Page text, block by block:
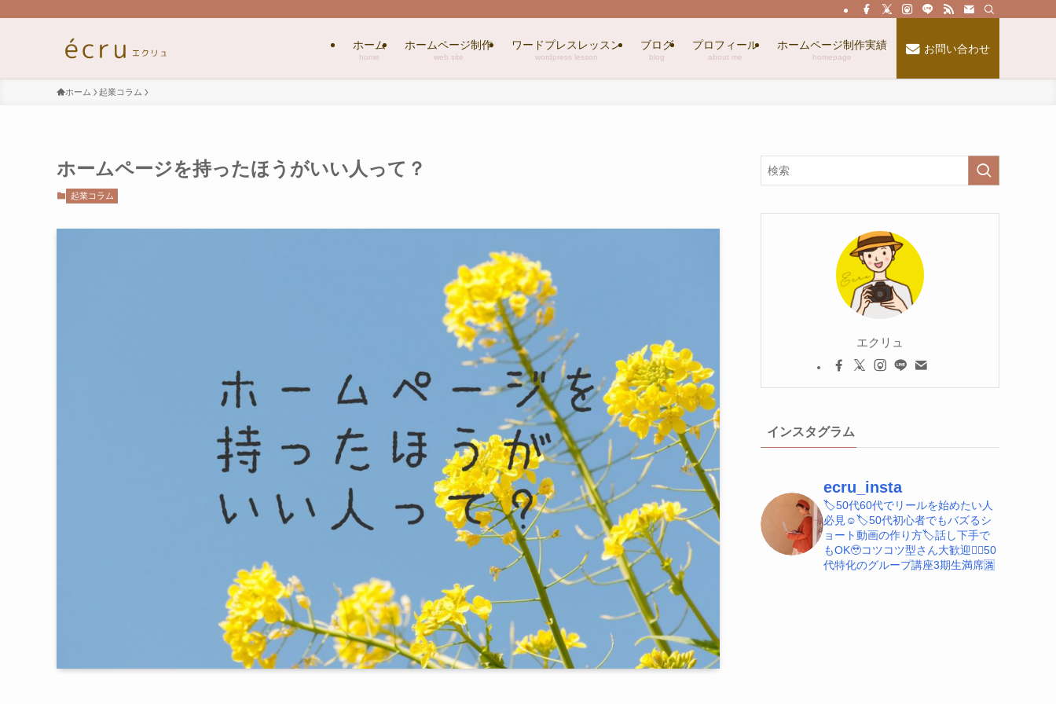
ホーム
home
ホームページ制作
web site
ワードプレスレッスン
wordpress lesson
ブログ
blog
プロフィール
about me
ホームページ制作実績
homepage
お問い合わせ
ホーム 起業コラム
ホームページを持ったほうがいい人って？
起業コラム
エクリュ
インスタグラム
ecru_insta
🏷️50代60代でリールを始めたい人
必見☺️🏷️50代初心者でもバズるシ
ョート動画の作り方🏷️話し下手で
もOK🥹コツコツ型さん大歓迎💁‍♀️50
代特化のグループ講座3期生満席🈵